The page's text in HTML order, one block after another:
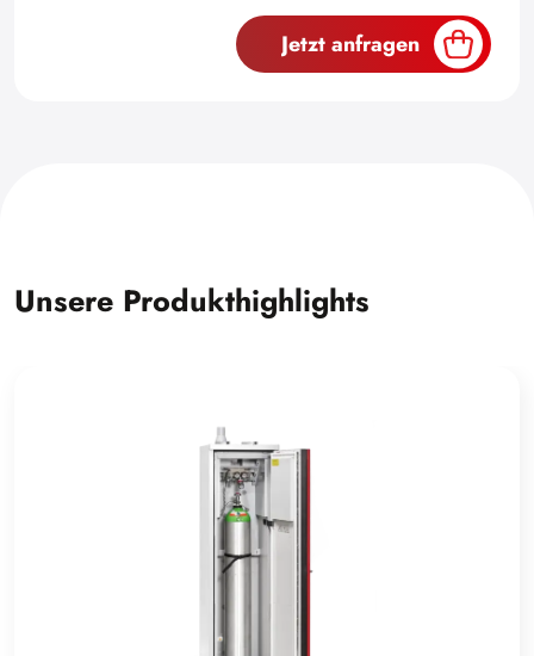
Jetzt anfragen
Unsere Produkthighlights